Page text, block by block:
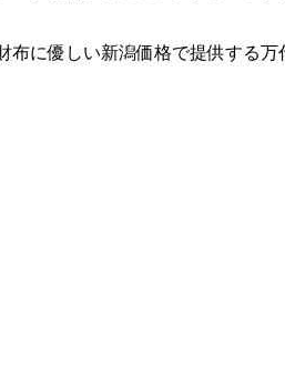
に優しい新潟価格で提供する